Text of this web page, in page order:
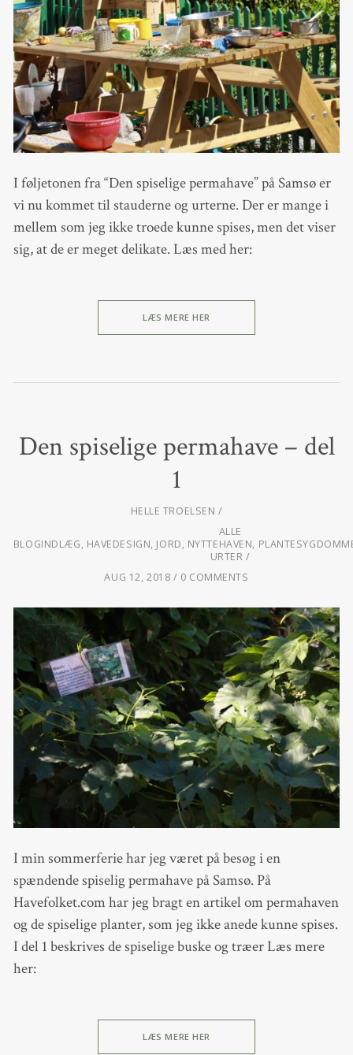
I føljetonen fra “Den spiselige permahave” på Samsø er
vi nu kommet til stauderne og urterne. Der er mange i
mellem som jeg ikke troede kunne spises, men det viser
sig, at de er meget delikate. Læs med her:
LÆS MERE HER
Den spiselige permahave – del
1
HELLE TROELSEN
ALLE
BLOGINDLÆG, HAVEDESIGN, JORD, NYTTEHAVEN,
URTER
AUG 12, 2018
0 COMMENTS
I min sommerferie har jeg været på besøg i en
spændende spiselig permahave på Samsø. På
Havefolket.com har jeg bragt en artikel om permahaven
og de spiselige planter, som jeg ikke anede kunne spises.
I del 1 beskrives de spiselige buske og træer Læs mere
her:
LÆS MERE HER